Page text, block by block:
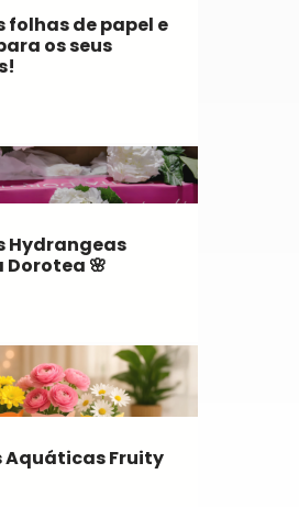
folhas de papel e
os seus
Hydrangeas
Dorotea 🌸
Aquáticas Fruity